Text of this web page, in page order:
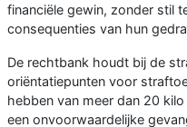
financiële gewin, zonder stil
consequenties van hun
De rechtbank houdt bij de
oriëntatiepunten voor
hebben van meer dan 20
een onvoorwaardelijke